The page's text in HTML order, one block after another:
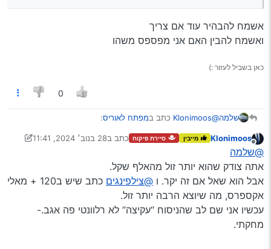
אשמח להבהיר עוד אם צריך
ואשמח להבין האם אני מפספס משהו
כאן בשביל לעזור :)
0
שלמה@Klonimoos כתב במפתח לאוריס:
אני הבאתי ראיה מ ר’@צילפינגים
@נייטרון-חפשי.
קשיא.
@Klonimoos אני מפספס פה משהו???
@י-ד-ב כתב במפתח לאוריס:
מנותק
Klonimoos מייבין סיירת פיקוח כתב ב28 בנוב׳ 2024, 11:41
נערך לאחרונה על ידי Klonimoos
@שלמה
אתה צודק שהוא יותר זול מהאלף שקל.
אבל הוא שאל אם זה יקר. ו @צילפינגים
כתב שיש ב120 + מאלי
אקספרס, מה שיוצא הרבה יותר זול.
עכשיו אני שם לב שהניסוח ‘‘עקיצה’’ לא רלוונטי פה אגב.-
מחקתי.